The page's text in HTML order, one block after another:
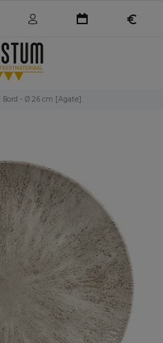
Bord - Ø 26 cm [Agate]